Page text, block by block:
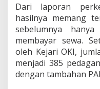
Dari laporan
hasilnya memang
sebelumnya
membayar sewa.
oleh Kejari OKI,
menjadi 385
dengan tambahan